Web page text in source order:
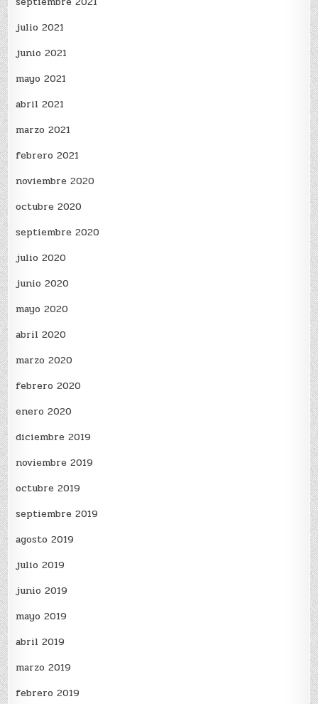
julio 2021
junio 2021
mayo 2021
abril 2021
marzo 2021
febrero 2021
noviembre 2020
octubre 2020
septiembre 2020
julio 2020
junio 2020
mayo 2020
abril 2020
marzo 2020
febrero 2020
enero 2020
diciembre 2019
noviembre 2019
octubre 2019
septiembre 2019
agosto 2019
julio 2019
junio 2019
mayo 2019
abril 2019
marzo 2019
febrero 2019